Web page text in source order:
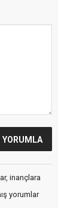
inançlara
yorumlar